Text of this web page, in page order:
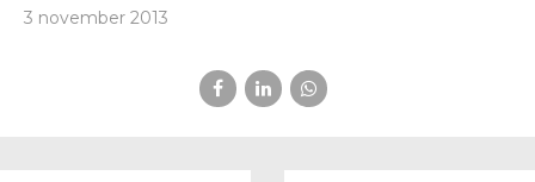
3 november 2013